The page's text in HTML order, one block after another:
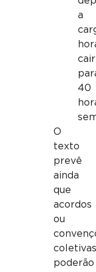
a
40
O
texto
prevê
ainda
que
acordos
ou
coletivas
poderão